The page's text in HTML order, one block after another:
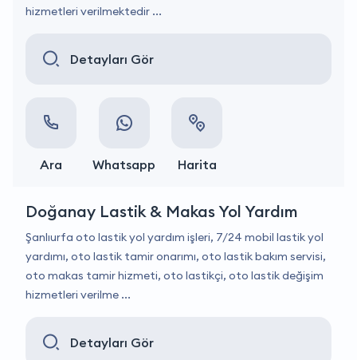
hizmetleri verilmektedir ...
Detayları Gör
Ara Whatsapp Harita
Doğanay Lastik & Makas Yol Yardım
Şanlıurfa oto lastik yol yardım işleri, 7/24 mobil lastik yol
yardımı, oto lastik tamir onarımı, oto lastik bakım servisi,
oto makas tamir hizmeti, oto lastikçi, oto lastik değişim
hizmetleri verilme ...
Detayları Gör